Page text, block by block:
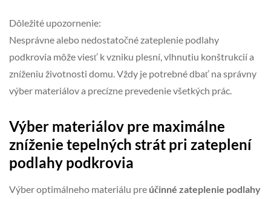
Dôležité upozornenie:
Nesprávne alebo nedostatočné zateplenie podlahy
podkrovia môže viesť k vzniku plesní, vlhnutiu konštrukcií a
zníženiu životnosti domu. Vždy je potrebné dbať na správny
výber materiálov a precízne prevedenie všetkých prác.
Výber materiálov pre maximálne
zníženie tepelných strát pri zateplení
podlahy podkrovia
Výber optimálneho materiálu pre účinné zateplenie podlahy